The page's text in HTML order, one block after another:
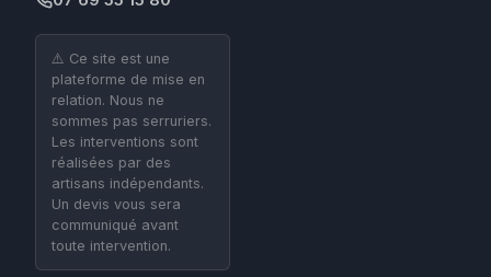
⚠️ Ce site est une
plateforme de mise en
relation. Nous ne
sommes pas serruriers.
Les interventions sont
réalisées par des
artisans indépendants.
Un devis vous sera
communiqué avant
toute intervention.